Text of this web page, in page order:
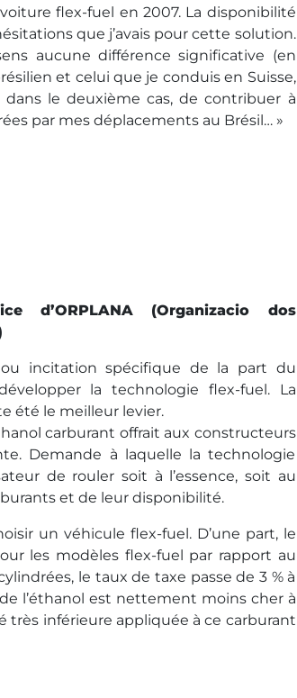
flex-fuel en 2007. La disponibilité
que j’avais pour cette solution.
aucune différence significative (en
et celui que je conduis en Suisse,
le deuxième cas, de contribuer à
par mes déplacements au Brésil… »
d’ORPLANA (Organizacio dos
ou incitation spécifique de la part du
la technologie flex-fuel. La
été le meilleur levier.
carburant offrait aux constructeurs
Demande à laquelle la technologie
de rouler soit à l’essence, soit au
et de leur disponibilité.
un véhicule flex-fuel. D’une part, le
les modèles flex-fuel par rapport au
le taux de taxe passe de 3 % à
l’éthanol est nettement moins cher à
très inférieure appliquée à ce carburant